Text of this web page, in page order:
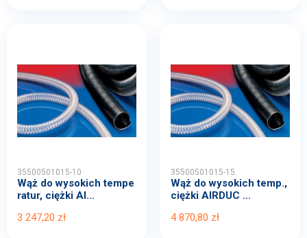
35500501015-10
Wąż do wysokich tempe
ratur, ciężki AI...
3 247,20 zł
35500501015-15
Wąż do wysokich temp.,
ciężki AIRDUC ...
4 870,80 zł